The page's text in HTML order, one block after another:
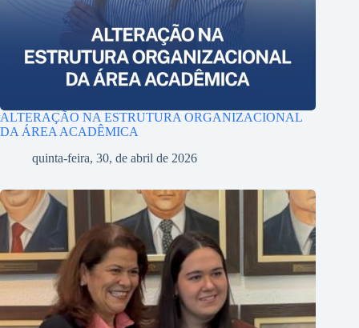
ALTERAÇÃO NA ESTRUTURA ORGANIZACIONAL
DA ÁREA ACADÊMICA
quinta-feira, 30, de abril de 2026